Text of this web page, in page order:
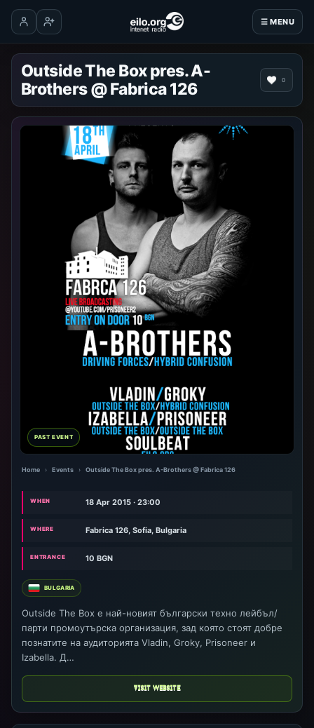
☰ MENU
Log inCreate account
Outside The Box pres. A-
Brothers @ Fabrica 126
0
PAST EVENT
Home › Events › Outside The Box pres. A-Brothers @ Fabrica 126
WHEN 18 Apr 2015 · 23:00
WHERE Fabrica 126, Sofia, Bulgaria
ENTRANCE 10 BGN
BULGARIA
Outside The Box е най-новият български техно лейбъл/
парти промоутърска организация, зад която стоят добре
познатите на аудиторията Vladin, Groky, Prisoneer и
Izabella. Д…
VISIT WEBSITE